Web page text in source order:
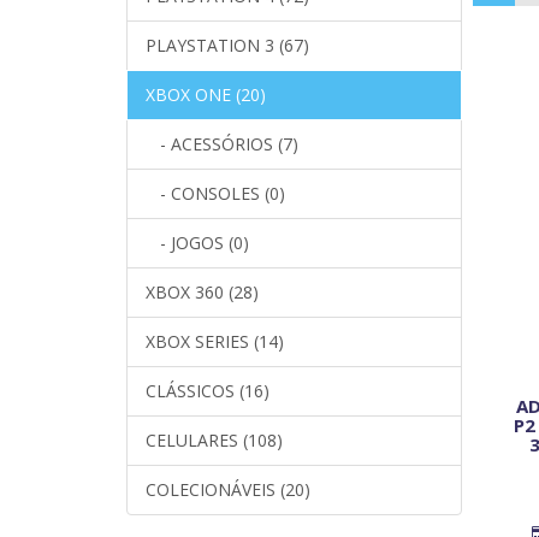
PLAYSTATION 3 (67)
XBOX ONE (20)
- ACESSÓRIOS (7)
- CONSOLES (0)
- JOGOS (0)
XBOX 360 (28)
XBOX SERIES (14)
CLÁSSICOS (16)
CELULARES (108)
COLECIONÁVEIS (20)